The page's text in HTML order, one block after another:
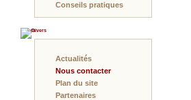
Conseils pratiques
Divers
Actualités
Nous contacter
Plan du site
Partenaires